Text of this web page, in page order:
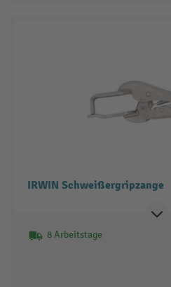
IRWIN Schweißergripzange
8 Arbeitstage